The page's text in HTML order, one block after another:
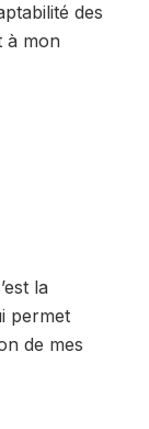
des
à mon
la
permet
de mes